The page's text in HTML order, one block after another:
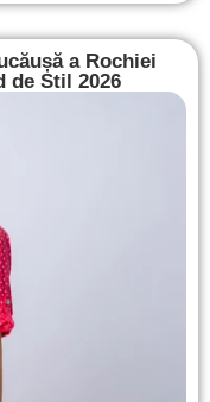
a Rochiei
de Stil 2026